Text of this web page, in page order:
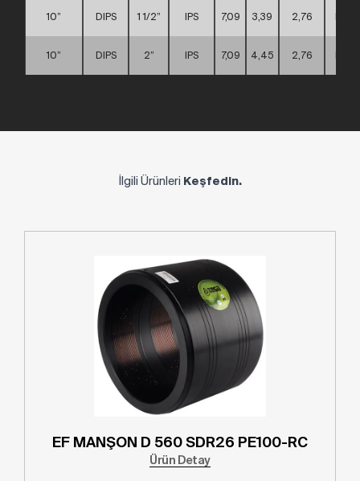
10” DIPS 1 1/2” IPS 7,09 3,39 2,76
10” DIPS 2” IPS 7,09 4,45 2,76
İlgili Ürünleri Keşfedin.
D 500 SDR26 PE100-RC EF MANŞON D